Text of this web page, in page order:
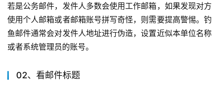
若是公务邮件，发件人多数会使用工作邮箱，如果发现对方
使用个人邮箱或者邮箱账号拼写奇怪，则需要提高警惕。钓
鱼邮件通常会对发件人地址进行伪造，设置近似本单位名称
或者系统管理员的账号。
02、看邮件标题